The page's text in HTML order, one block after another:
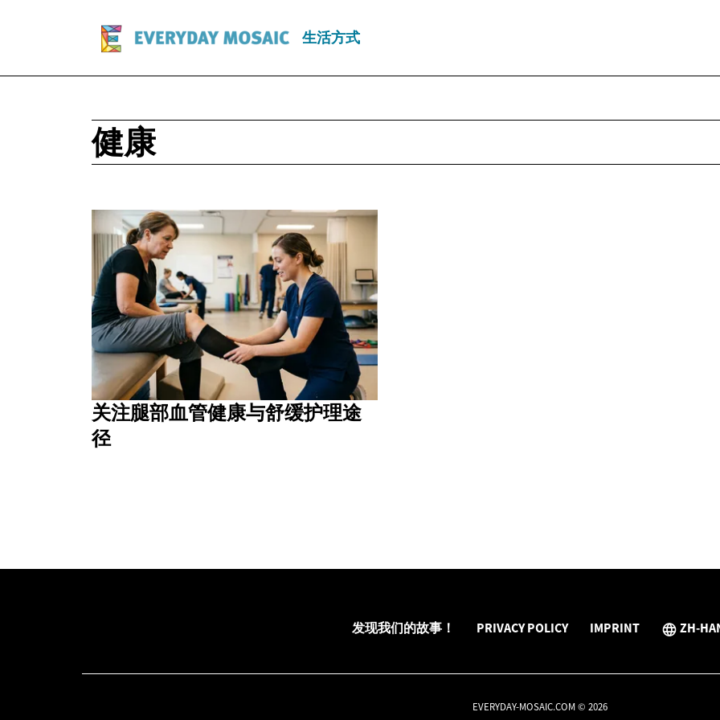
生活方式
健康
关注腿部血管健康与舒缓护理途
径
发现我们的故事！ PRIVACY POLICY IMPRINT ZH-
EVERYDAY-MOSAIC.COM © 2026